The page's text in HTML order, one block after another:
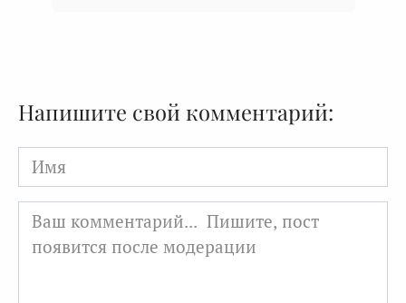
Напишите свой комментарий:
Имя